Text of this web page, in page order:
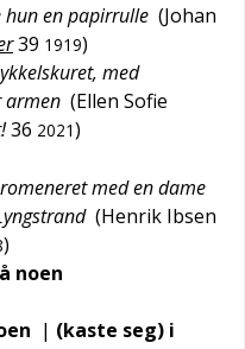
hun en papirrulle (Johan
39 1919)
med
armen (Ellen Sofie
36 2021)
med en dame
(Henrik Ibsen
)
noen
| (kaste seg) i